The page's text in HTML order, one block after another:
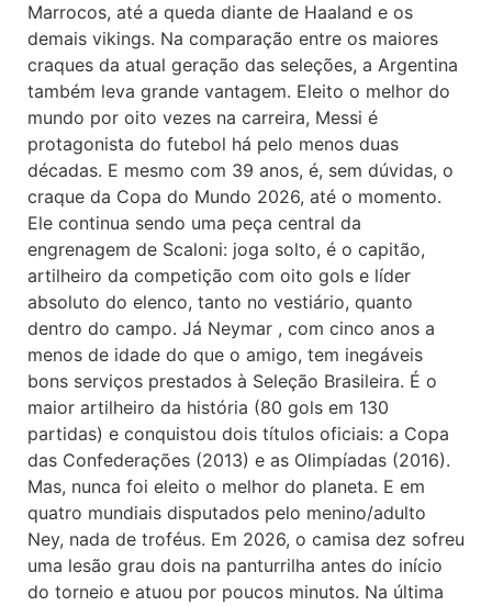
Marrocos, até a queda diante de Haaland e os
demais vikings. Na comparação entre os maiores
craques da atual geração das seleções, a Argentina
também leva grande vantagem. Eleito o melhor do
mundo por oito vezes na carreira, Messi é
protagonista do futebol há pelo menos duas
décadas. E mesmo com 39 anos, é, sem dúvidas, o
craque da Copa do Mundo 2026, até o momento.
Ele continua sendo uma peça central da
engrenagem de Scaloni: joga solto, é o capitão,
artilheiro da competição com oito gols e líder
absoluto do elenco, tanto no vestiário, quanto
dentro do campo. Já Neymar , com cinco anos a
menos de idade do que o amigo, tem inegáveis
bons serviços prestados à Seleção Brasileira. É o
maior artilheiro da história (80 gols em 130
partidas) e conquistou dois títulos oficiais: a Copa
das Confederações (2013) e as Olimpíadas (2016).
Mas, nunca foi eleito o melhor do planeta. E em
quatro mundiais disputados pelo menino/adulto
Ney, nada de troféus. Em 2026, o camisa dez sofreu
uma lesão grau dois na panturrilha antes do início
do torneio e atuou por poucos minutos. Na última